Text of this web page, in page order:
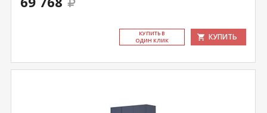
КУ­ПИТЬ В
ОДИН КЛИК
КУПИТЬ